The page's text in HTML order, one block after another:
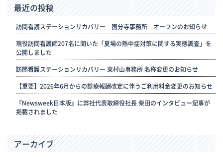
最近の投稿
訪問看護ステーションリカバリー 国分寺事務所 オープンのお知らせ
現役訪問看護師207名に聞いた「夏場の熱中症対策に関する実態調査」を
公開しました
訪問看護ステーションリカバリー 東村山事務所 名称変更のお知らせ
【重要】2026年6月からの診療報酬改定に伴うご利用料金変更のお知らせ
『Newsweek日本版』に弊社代表取締役社長 柴田のインタビュー記事が
掲載されました
アーカイブ